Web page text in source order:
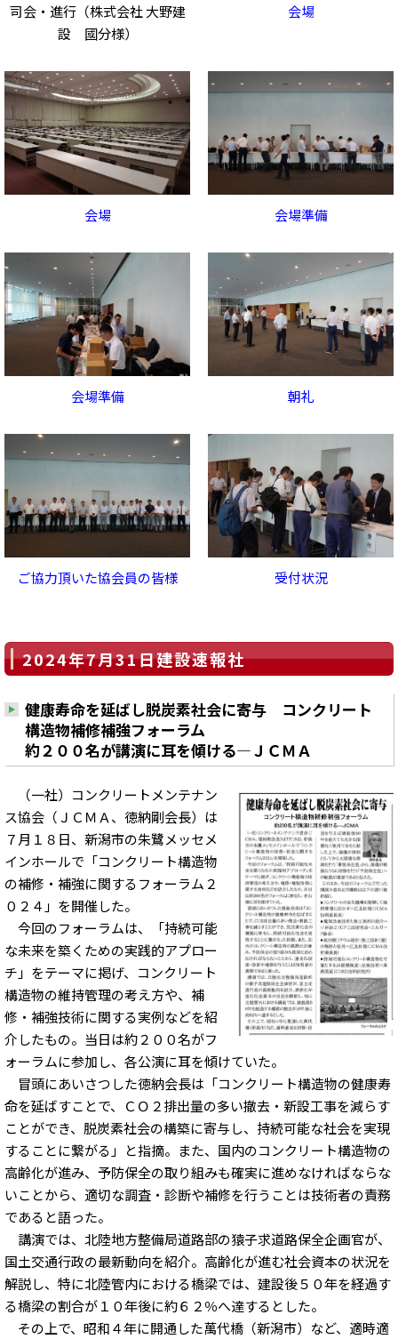
司会・進行（株式会社 大野建
設 國分様）
会場
会場 会場準備
会場準備 朝礼
ご協力頂いた協会員の皆様 受付状況
2024年7月31日建設速報社
健康寿命を延ばし脱炭素社会に寄与 コンクリート
構造物補修補強フォーラム
約２００名が講演に耳を傾ける―ＪＣＭＡ
（一社）コンクリートメンテナン
ス協会（ＪＣＭＡ、徳納剛会長）は
７月１８日、新潟市の朱鷺メッセメ
インホールで「コンクリート構造物
の補修・補強に関するフォーラム２
０２４」を開催した。
今回のフォーラムは、「持続可能
な未来を築くための実践的アプロー
チ」をテーマに掲げ、コンクリート
構造物の維持管理の考え方や、補
修・補強技術に関する実例などを紹
介したもの。当日は約２００名がフ
ォーラムに参加し、各公演に耳を傾けていた。
冒頭にあいさつした徳納会長は「コンクリート構造物の健康寿
命を延ばすことで、ＣＯ２排出量の多い撤去・新設工事を減らす
ことができ、脱炭素社会の構築に寄与し、持続可能な社会を実現
することに繋がる」と指摘。また、国内のコンクリート構造物の
高齢化が進み、予防保全の取り組みも確実に進めなければならな
いことから、適切な調査・診断や補修を行うことは技術者の責務
であると語った。
講演では、北陸地方整備局道路部の猿子求道路保全企画官が、
国土交通行政の最新動向を紹介。高齢化が進む社会資本の状況を
解説し、特に北陸管内における橋梁では、建設後５０年を経過す
る橋梁の割合が１０年後に約６２％へ達するとした。
その上で、昭和４年に開通した萬代橋（新潟市）など、適時適